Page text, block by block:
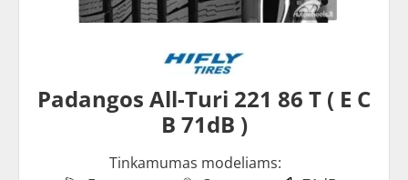
Padangos All-Turi 221 86 T ( E C
B 71dB )
Tinkamumas modeliams: